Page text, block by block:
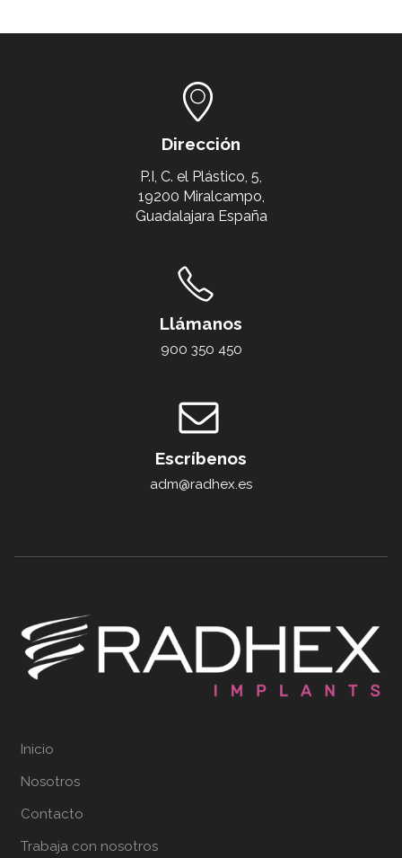
Dirección
P.I, C. el Plástico, 5,
19200 Miralcampo,
Guadalajara España
Llámanos
900 350 450
Escríbenos
adm@radhex.es
Inicio
Nosotros
Contacto
Trabaja con nosotros